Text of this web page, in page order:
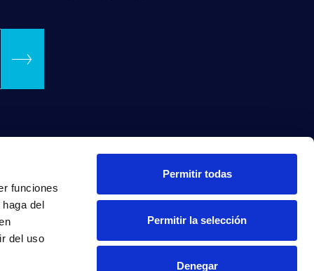
funciones
del
del uso
Permitir todas
Permitir la selección
Denegar